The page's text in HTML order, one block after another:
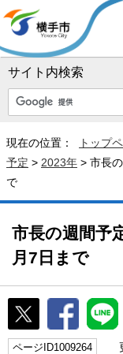
サイト内検索
現在の位置： トップ
予定 > 2023年 > 市長
で
市長の週間予
月7日まで
ページID1009264